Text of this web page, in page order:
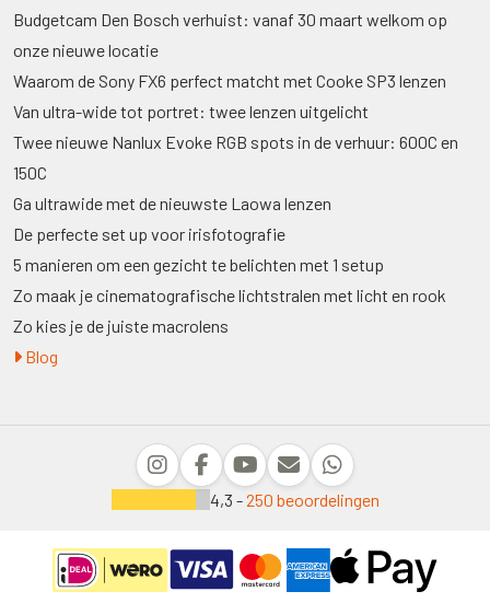
Budgetcam Den Bosch verhuist: vanaf 30 maart welkom op
onze nieuwe locatie
Waarom de Sony FX6 perfect matcht met Cooke SP3 lenzen
Van ultra-wide tot portret: twee lenzen uitgelicht
Twee nieuwe Nanlux Evoke RGB spots in de verhuur: 600C en
150C
Ga ultrawide met de nieuwste Laowa lenzen
De perfecte set up voor irisfotografie
5 manieren om een gezicht te belichten met 1 setup
Zo maak je cinematografische lichtstralen met licht en rook
Zo kies je de juiste macrolens
Blog
4,3 -250 beoordelingen